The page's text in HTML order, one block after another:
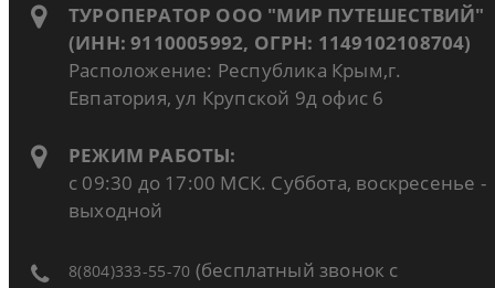
ТУРОПЕРАТОР ООО "МИР ПУТЕШЕСТВИЙ"
(ИНН: 9110005992, ОГРН: 1149102108704)
Расположение: Республика Крым,г.
Евпатория, ул Крупской 9д офис 6
РЕЖИМ РАБОТЫ:
с 09:30 до 17:00 МСК. Суббота, воскресенье -
выходной
8(804)333-55-70 (бесплатный звонок с